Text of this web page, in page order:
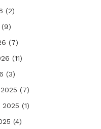
(2)
(9)
(7)
(11)
(3)
(7)
2025 (1)
(4)